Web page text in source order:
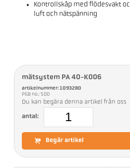
Kontrollskåp med flödesvakt
luft och nätspänning
mätsystem PA 40-K006
artikelnummer: 1093280
PGB no.: 500
Du kan begära denna artikel från oss
antal:
Begär artikel